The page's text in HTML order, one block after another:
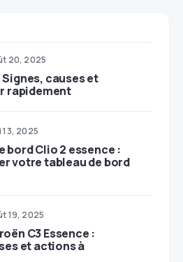
20, 2025
causes et
rapidement
13, 2025
bord Clio 2 essence :
votre tableau de bord
19, 2025
C3 Essence :
et actions à